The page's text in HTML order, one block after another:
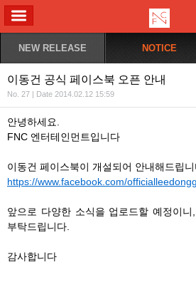
NEW RELEASE NOTICE
이동건 공식 페이스북 오픈 안내
No. 27 | Date 2014.02.12 15:59
안녕하세요.
FNC 엔터테인먼트입니다
이동건 페이스북이 개설되어 안내해드립니
https://www.facebook.com/
앞으 로 다양한 소식을 업로드할 예정이
부탁드립니다.
감사합니다